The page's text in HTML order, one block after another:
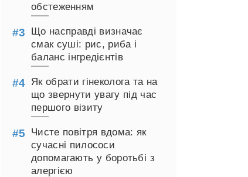
обстеженням
Що насправді визначає
смак суші: рис, риба і
баланс інгредієнтів
Як обрати гінеколога та на
що звернути увагу під час
першого візиту
Чисте повітря вдома: як
сучасні пилососи
допомагають у боротьбі з
алергією